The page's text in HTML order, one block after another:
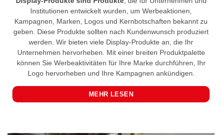
Institutionen entwickelt wurden, um Werbeaktionen,
Kampagnen, Marken, Logos und Kernbotschaften bekannt zu
geben. Diese Produkte sollten nach Kundenwunsch produziert
werden. Wir bieten viele Display-Produkte an, die Ihr
Unternehmen hervorheben. Mit einer breiten Produktpalette
können Sie Werbeaktivitäten für Ihre Marke durchführen, Ihr
Logo hervorheben und Ihre Kampagnen ankündigen.
MEHR LESEN